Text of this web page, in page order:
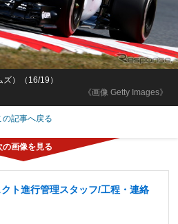
《画像 Getty Images》
）（16/19）
の記事へ戻る
ト進行管理スタッフ/工程・連絡